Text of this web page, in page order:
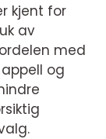
kjent for
av
med
og